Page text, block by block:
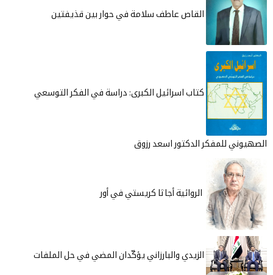
القاص عاطف سلامة في حوار بين قذيفتين
كتاب اسرائيل الكبرى: دراسة في الفكر التوسعي
الصهيوني للمفكر الدكتور اسعد رزوق
الروائية أجاثا كريستي في أور
الزيدي والبارزاني يؤكّدان المضي في حل الملفات